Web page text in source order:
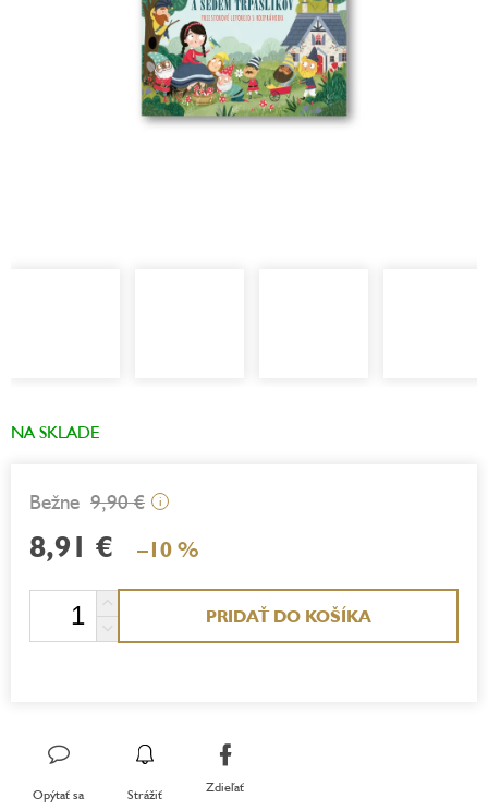
NA SKLADE
9,90 € i
8,91 € –10 %
PRIDAŤ DO KOŠÍKA
Opýtať sa Strážiť Zdieľať